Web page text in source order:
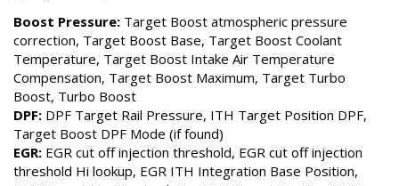
Boost Pressure: Target Boost atmospheric pressure
correction, Target Boost Base, Target Boost Coolant
Temperature, Target Boost Intake Air Temperature
Compensation, Target Boost Maximum, Target Turbo
Boost, Turbo Boost
DPF: DPF Target Rail Pressure, ITH Target Position DPF,
Target Boost DPF Mode (if found)
EGR: EGR cut off injection threshold, EGR cut off injection
threshold Hi lookup, EGR ITH Integration Base Position,